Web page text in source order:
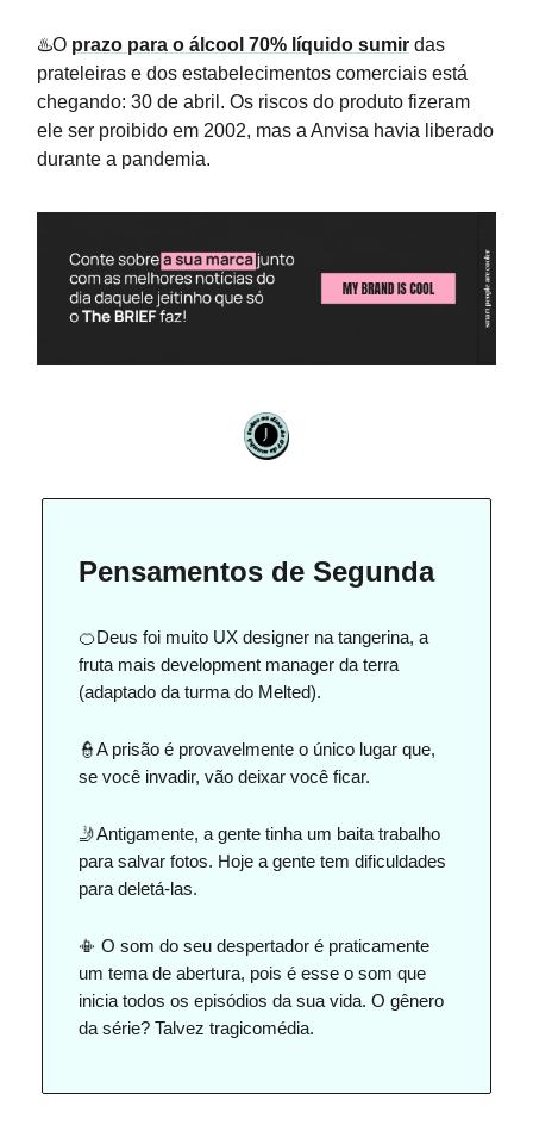
♨️O prazo para o álcool 70% líquido sumir das
prateleiras e dos estabelecimentos comerciais está
chegando: 30 de abril. Os riscos do produto fizeram
ele ser proibido em 2002, mas a Anvisa havia liberado
durante a pandemia.
Pensamentos de Segunda
🍊Deus foi muito UX designer na tangerina, a
fruta mais development manager da terra
(adaptado da turma do Melted).
👮A prisão é provavelmente o único lugar que,
se você invadir, vão deixar você ficar.
🤳Antigamente, a gente tinha um baita trabalho
para salvar fotos. Hoje a gente tem dificuldades
para deletá-las.
📳 O som do seu despertador é praticamente
um tema de abertura, pois é esse o som que
inicia todos os episódios da sua vida. O gênero
da série? Talvez tragicomédia.